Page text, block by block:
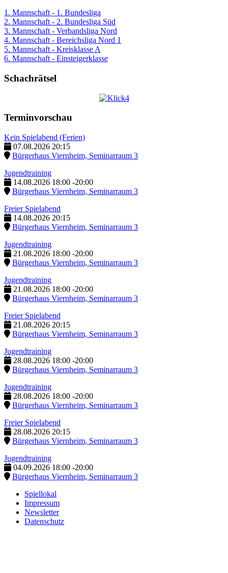
1. Mannschaft - 1. Bundesliga
2. Mannschaft - 2. Bundesliga Süd
3. Mannschaft - Verbandsliga Nord
4. Mannschaft - Bereichsliga Nord 1
5. Mannschaft - Kreisklasse A
6. Mannschaft - Einsteigerklasse
Schachrätsel
Terminvorschau
Kein Spielabend (Ferien)
07.08.2026 20:15
Bürgerhaus Viernheim, Seminarraum 3
Jugendtraining
14.08.2026 18:00 -20:00
Bürgerhaus Viernheim, Seminarraum 3
Freier Spielabend
14.08.2026 20:15
Bürgerhaus Viernheim, Seminarraum 3
Jugendtraining
21.08.2026 18:00 -20:00
Bürgerhaus Viernheim, Seminarraum 3
Jugendtraining
21.08.2026 18:00 -20:00
Bürgerhaus Viernheim, Seminarraum 3
Freier Spielabend
21.08.2026 20:15
Bürgerhaus Viernheim, Seminarraum 3
Jugendtraining
28.08.2026 18:00 -20:00
Bürgerhaus Viernheim, Seminarraum 3
Jugendtraining
28.08.2026 18:00 -20:00
Bürgerhaus Viernheim, Seminarraum 3
Freier Spielabend
28.08.2026 20:15
Bürgerhaus Viernheim, Seminarraum 3
Jugendtraining
04.09.2026 18:00 -20:00
Bürgerhaus Viernheim, Seminarraum 3
Spiellokal
Impressum
Newsletter
Datenschutz